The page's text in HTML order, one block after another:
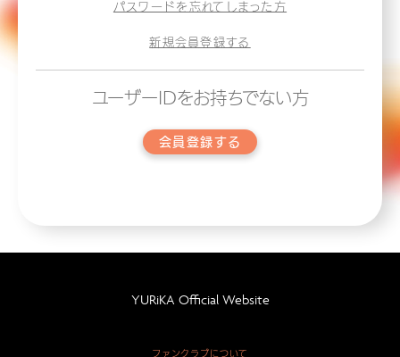
パスワードを忘れてしまった方
新規会員登録する
ユーザーIDをお持ちでない方
会員登録する
YURiKA Official Website
ファンクラブについて